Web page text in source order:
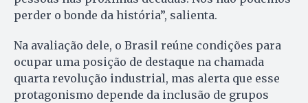
perder o bonde da história”, salienta.
Na avaliação dele, o Brasil reúne condições para
ocupar uma posição de destaque na chamada
quarta revolução industrial, mas alerta que esse
protagonismo depende da inclusão de grupos